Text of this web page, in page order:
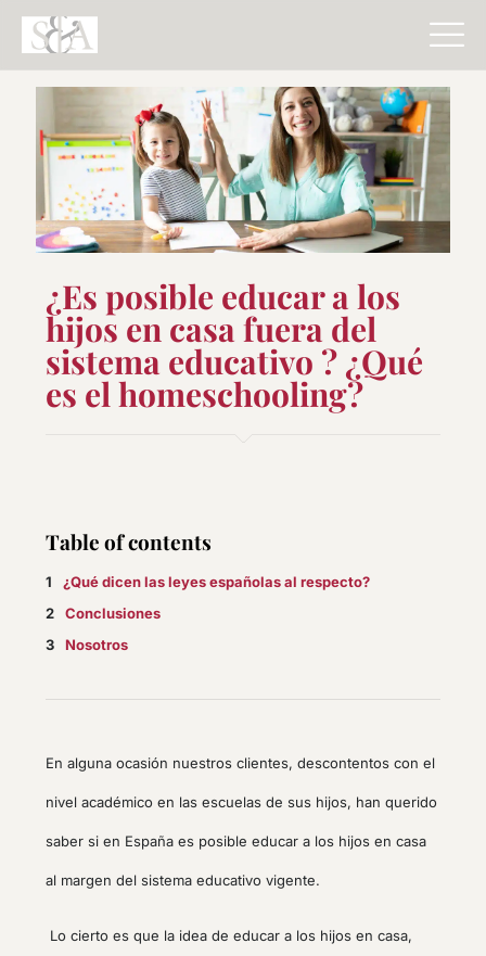
¿Es posible educar a los
hijos en casa fuera del
sistema educativo ? ¿Qué
es el homeschooling?
Table of contents
¿Qué dicen las leyes españolas al respecto?
Conclusiones
Nosotros
En alguna ocasión nuestros clientes, descontentos con el
nivel académico en las escuelas de sus hijos, han querido
saber si en España es posible educar a los hijos en casa
al margen del sistema educativo vigente.
Lo cierto es que la idea de educar a los hijos en casa,